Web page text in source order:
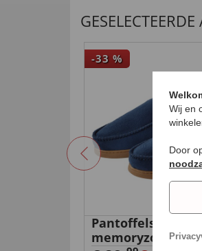
-33 %
Pantoffels met
memoryzool
Wij en
Door